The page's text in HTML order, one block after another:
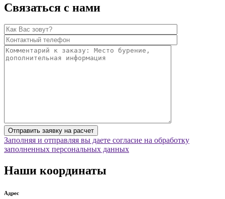
Связаться с нами
Заполняя и отправляя вы даете согласие на обработку
заполненных персональных данных
Наши координаты
Адрес